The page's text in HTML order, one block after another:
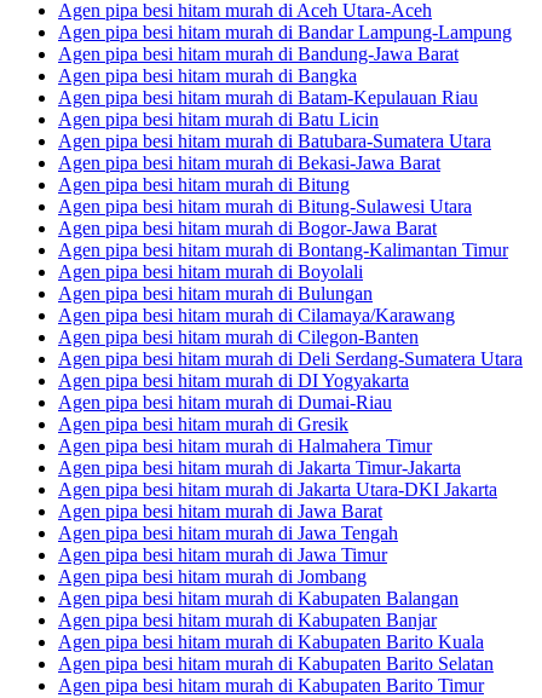
Agen pipa besi hitam murah di Aceh Utara-Aceh
Agen pipa besi hitam murah di Bandar Lampung-Lampung
Agen pipa besi hitam murah di Bandung-Jawa Barat
Agen pipa besi hitam murah di Bangka
Agen pipa besi hitam murah di Batam-Kepulauan Riau
Agen pipa besi hitam murah di Batu Licin
Agen pipa besi hitam murah di Batubara-Sumatera Utara
Agen pipa besi hitam murah di Bekasi-Jawa Barat
Agen pipa besi hitam murah di Bitung
Agen pipa besi hitam murah di Bitung-Sulawesi Utara
Agen pipa besi hitam murah di Bogor-Jawa Barat
Agen pipa besi hitam murah di Bontang-Kalimantan Timur
Agen pipa besi hitam murah di Boyolali
Agen pipa besi hitam murah di Bulungan
Agen pipa besi hitam murah di Cilamaya/Karawang
Agen pipa besi hitam murah di Cilegon-Banten
Agen pipa besi hitam murah di Deli Serdang-Sumatera Utara
Agen pipa besi hitam murah di DI Yogyakarta
Agen pipa besi hitam murah di Dumai-Riau
Agen pipa besi hitam murah di Gresik
Agen pipa besi hitam murah di Halmahera Timur
Agen pipa besi hitam murah di Jakarta Timur-Jakarta
Agen pipa besi hitam murah di Jakarta Utara-DKI Jakarta
Agen pipa besi hitam murah di Jawa Barat
Agen pipa besi hitam murah di Jawa Tengah
Agen pipa besi hitam murah di Jawa Timur
Agen pipa besi hitam murah di Jombang
Agen pipa besi hitam murah di Kabupaten Balangan
Agen pipa besi hitam murah di Kabupaten Banjar
Agen pipa besi hitam murah di Kabupaten Barito Kuala
Agen pipa besi hitam murah di Kabupaten Barito Selatan
Agen pipa besi hitam murah di Kabupaten Barito Timur